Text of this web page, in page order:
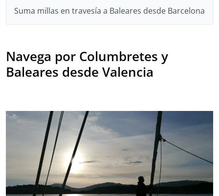
Suma millas en travesía a Baleares desde Barcelona
Navega por Columbretes y
Baleares desde Valencia